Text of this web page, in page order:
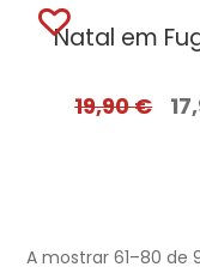
19,90€
A mostrar 61–80 de